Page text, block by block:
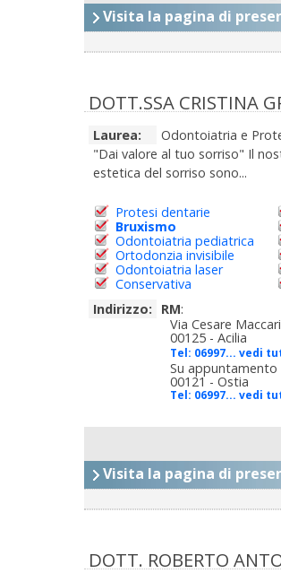
Visita la pagina di
DOTT.SSA CRISTINA
Laurea:
Odontoiatria e
"Dai valore al tuo sorriso" Il
estetica del sorriso sono...
Protesi dentarie
Bruxismo
Odontoiatria pediatrica
Ortodonzia invisibile
Odontoiatria laser
Conservativa
Indirizzo:
RM:
Via Cesare
00125 - Acilia
Tel: 06997... vedi
Su appuntamento
00121 - Ostia
Tel: 06997... vedi
Visita la pagina di
DOTT. ROBERTO